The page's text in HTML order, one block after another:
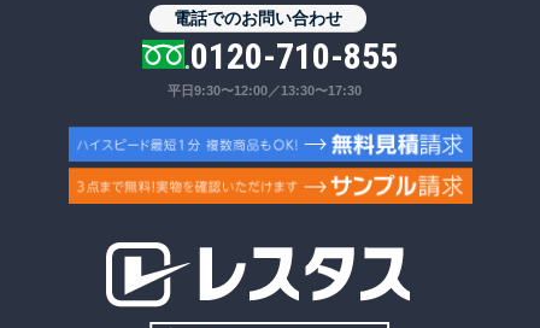
電話でのお問い合わせ
0120-710-855
平日9:30〜12:00／13:30〜17:30